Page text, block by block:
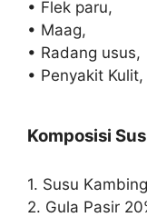
• Flek paru,
• Maag,
• Radang usus,
• Penyakit Kulit,
Komposisi
1. Susu
2. Gula Pasir